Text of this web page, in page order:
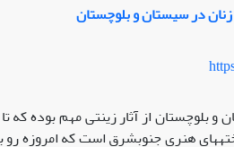
در سیستان و بلوچستان
و بلوچستان از آثار زینتی مهم بوده
هنری جنوب‏شرق است که امروزه رو